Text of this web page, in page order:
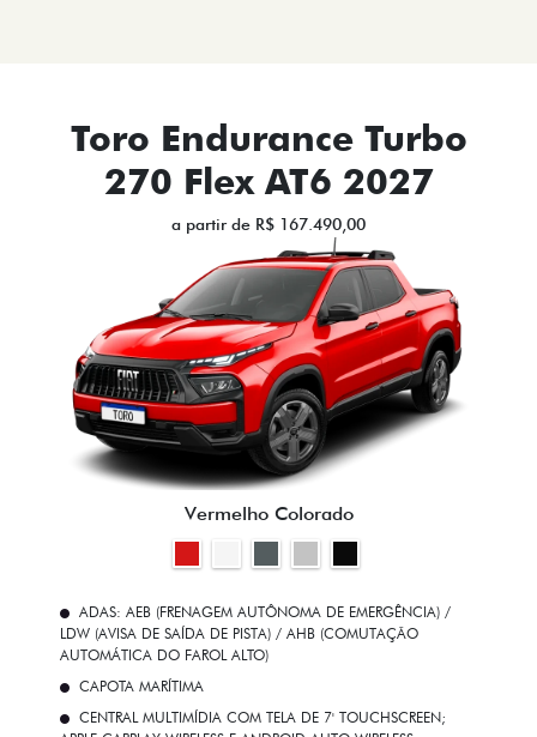
Toro Endurance Turbo
270 Flex AT6 2027
a partir de R$ 167.490,00
Vermelho Colorado
ADAS: AEB (FRENAGEM AUTÔNOMA DE EMERGÊNCIA) /
LDW (AVISA DE SAÍDA DE PISTA) / AHB (COMUTAÇÃO
AUTOMÁTICA DO FAROL ALTO)
CAPOTA MARÍTIMA
CENTRAL MULTIMÍDIA COM TELA DE 7' TOUCHSCREEN;